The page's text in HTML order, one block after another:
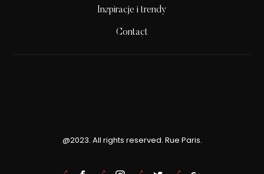
Inspiracje i trendy
Contact
@2023. All rights reserved. Rue Paris.